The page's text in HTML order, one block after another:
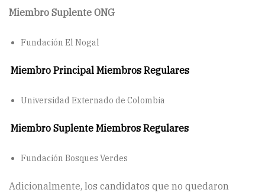
Miembro Suplente ONG
Fundación El Nogal
Miembro Principal Miembros Regulares
Universidad Externado de Colombia
Miembro Suplente Miembros Regulares
Fundación Bosques Verdes
Adicionalmente, los candidatos que no quedaron